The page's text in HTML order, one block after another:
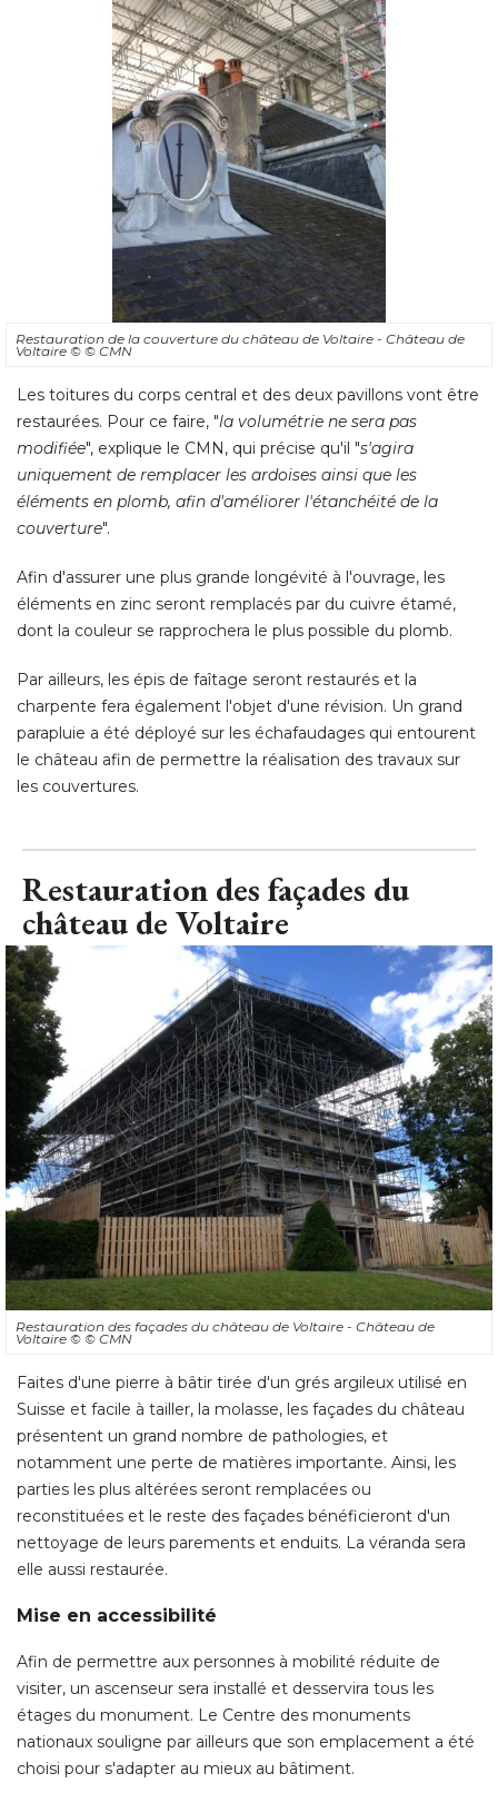
Restauration de la couverture du château de Voltaire - Château de
Voltaire © © CMN
Les toitures du corps central et des deux pavillons vont être
restaurées. Pour ce faire, "la volumétrie ne sera pas
modifiée", explique le CMN, qui précise qu'il "s'agira
uniquement de remplacer les ardoises ainsi que les
éléments en plomb, afin d'améliorer l'étanchéité de la
couverture".
Afin d'assurer une plus grande longévité à l'ouvrage, les
éléments en zinc seront remplacés par du cuivre étamé,
dont la couleur se rapprochera le plus possible du plomb.
Par ailleurs, les épis de faîtage seront restaurés et la
charpente fera également l'objet d'une révision. Un grand
parapluie a été déployé sur les échafaudages qui entourent
le château afin de permettre la réalisation des travaux sur
les couvertures.
Restauration des façades du
château de Voltaire
Restauration des façades du château de Voltaire - Château de
Voltaire © © CMN
Faites d'une pierre à bâtir tirée d'un grés argileux utilisé en
Suisse et facile à tailler, la molasse, les façades du château
présentent un grand nombre de pathologies, et
notamment une perte de matières importante. Ainsi, les
parties les plus altérées seront remplacées ou
reconstituées et le reste des façades bénéficieront d'un
nettoyage de leurs parements et enduits. La véranda sera
elle aussi restaurée.
Mise en accessibilité
Afin de permettre aux personnes à mobilité réduite de
visiter, un ascenseur sera installé et desservira tous les
étages du monument. Le Centre des monuments
nationaux souligne par ailleurs que son emplacement a été
choisi pour s'adapter au mieux au bâtiment.